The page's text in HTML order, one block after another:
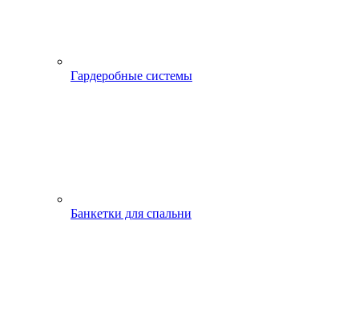
Гардеробные системы
Банкетки для спальни